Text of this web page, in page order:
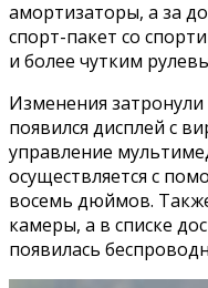
амортизаторы, а за
спорт-пакет со
и более чутким
Изменения
появился дисплей с
управление
осуществляется с
восемь дюймов.
камеры, а в списке
появилась